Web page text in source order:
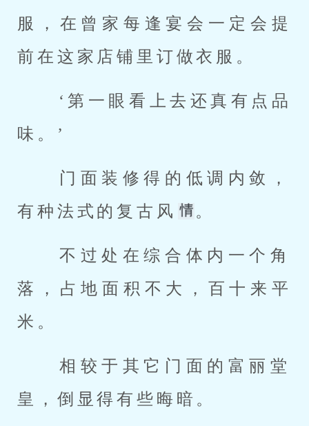
服，在曾家每逢宴会一定会提
前在这家店铺里订做衣服。
味。’
有种法式的复古风
。
落，占地面积不大，百十来平
米。
皇，倒显得有些晦暗。